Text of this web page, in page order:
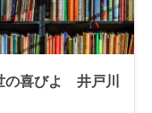
の喜びよ 井戸川